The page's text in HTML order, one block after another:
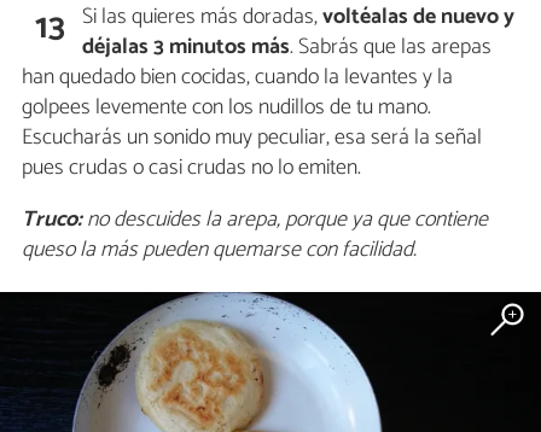
13 Si las quieres más doradas,voltéalas de nuevo y
déjalas 3 minutos más. Sabrás que las arepas
han quedado bien cocidas, cuando la levantes y la
golpees levemente con los nudillos de tu mano.
Escucharás un sonido muy peculiar, esa será la señal
pues crudas o casi crudas no lo emiten.
Truco:no descuides la arepa, porque ya que contiene
queso la más pueden quemarse con facilidad.